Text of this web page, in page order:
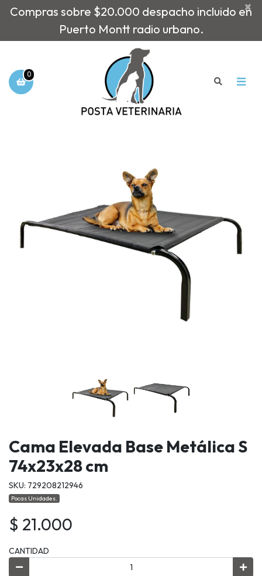
Compras sobre $20.000 despacho incluido en
Puerto Montt radio urbano.
×
0
Cama Elevada Base Metálica S
74x23x28 cm
SKU: 729208212946
Pocas Unidades.
$ 21.000
CANTIDAD